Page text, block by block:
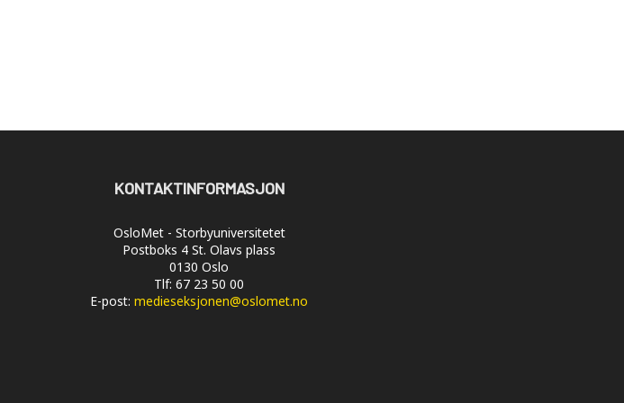
KONTAKTINFORMASJON
OsloMet - Storbyuniversitetet
Postboks 4 St. Olavs plass
0130 Oslo
Tlf: 67 23 50 00
E-post: medieseksjonen@oslomet.no